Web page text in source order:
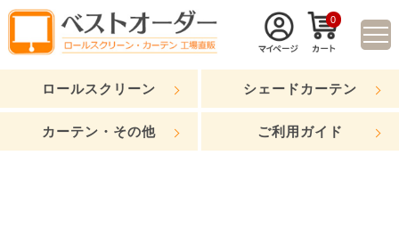
0
ロールスクリーン シェードカーテン
カーテン・その他 ご利用ガイド